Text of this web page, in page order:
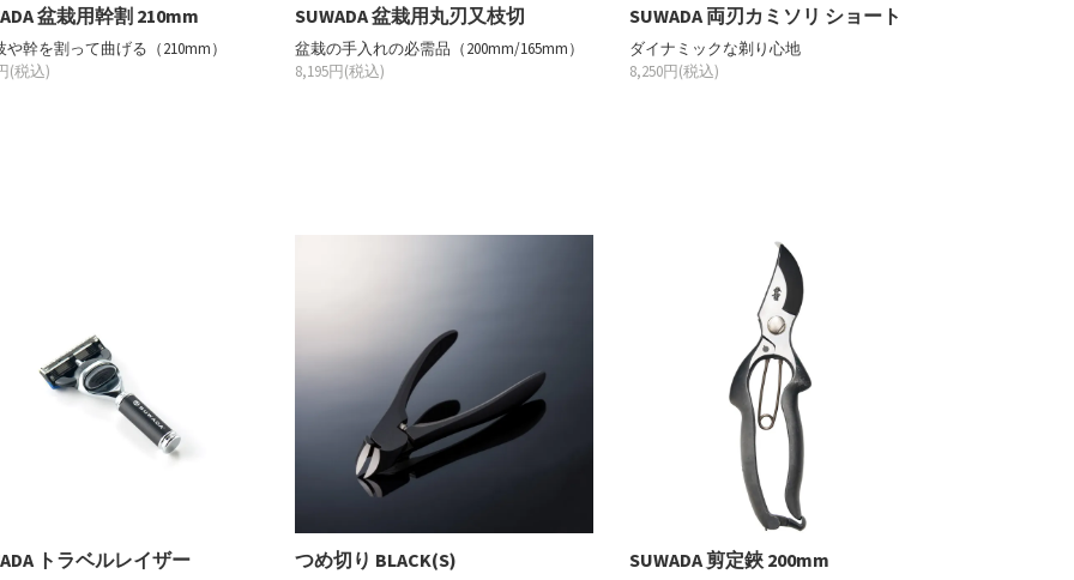
盆栽用幹割 210mm
や幹を割って曲げる（210mm）
(税込)
SUWADA 盆栽用丸刃又枝切
盆栽の手入れの必需品（200mm/165mm）
8,195円(税込)
SUWADA 両刃カミソリ ショート
ダイナミックな剃り心地
8,250円(税込)
トラベルレイザー つめ切り BLACK(S) SUWADA 剪定鋏 200mm